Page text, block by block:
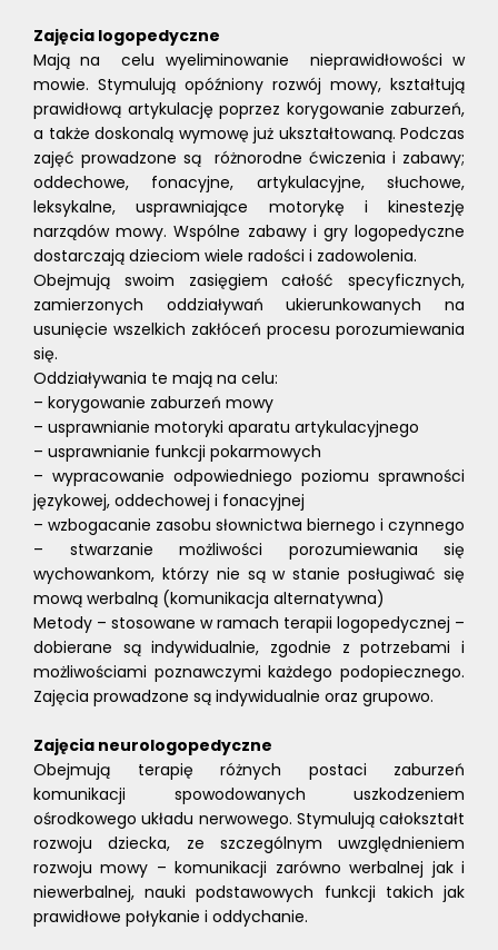
Zajęcia logopedyczne
Mają na celu wyeliminowanie nieprawidłowości w
mowie. Stymulują opóźniony rozwój mowy, kształtują
prawidłową artykulację poprzez korygowanie zaburzeń,
a także doskonalą wymowę już ukształtowaną. Podczas
zajęć prowadzone są różnorodne ćwiczenia i zabawy;
oddechowe, fonacyjne, artykulacyjne, słuchowe,
leksykalne, usprawniające motorykę i kinestezję
narządów mowy. Wspólne zabawy i gry logopedyczne
dostarczają dzieciom wiele radości i zadowolenia.
Obejmują swoim zasięgiem całość specyficznych,
zamierzonych oddziaływań ukierunkowanych na
usunięcie wszelkich zakłóceń procesu porozumiewania
się.
Oddziaływania te mają na celu:
– korygowanie zaburzeń mowy
– usprawnianie motoryki aparatu artykulacyjnego
– usprawnianie funkcji pokarmowych
– wypracowanie odpowiedniego poziomu sprawności
językowej, oddechowej i fonacyjnej
– wzbogacanie zasobu słownictwa biernego i czynnego
– stwarzanie możliwości porozumiewania się
wychowankom, którzy nie są w stanie posługiwać się
mową werbalną (komunikacja alternatywna)
Metody – stosowane w ramach terapii logopedycznej –
dobierane są indywidualnie, zgodnie z potrzebami i
możliwościami poznawczymi każdego podopiecznego.
Zajęcia prowadzone są indywidualnie oraz grupowo.
Zajęcia neurologopedyczne
Obejmują terapię różnych postaci zaburzeń
komunikacji spowodowanych uszkodzeniem
ośrodkowego układu nerwowego. Stymulują całokształt
rozwoju dziecka, ze szczególnym uwzględnieniem
rozwoju mowy – komunikacji zarówno werbalnej jak i
niewerbalnej, nauki podstawowych funkcji takich jak
prawidłowe połykanie i oddychanie.